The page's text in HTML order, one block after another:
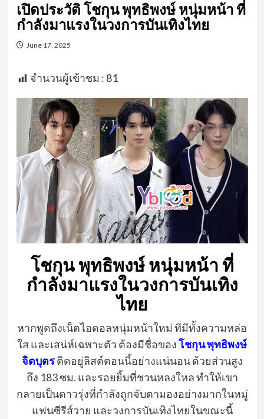
เปิดประวัติ โชกุน พุทธิพงษ์ หนุ่มหน้า ที่
กำลังมาแรงในวงการบันเทิงไทย
June 17, 2025
จำนวนผู้เข้าชม : 81
โชกุนพุทธิพงษ์ หนุ่มหน้า ที่
กำลังมาแรงในวงการบันเทิง
ไทย
หากพูดถึงเน็ตไอดอลหนุ่มหน้าใหม่ที่มีทั้งความหล่อ
ใส และเสน่ห์เฉพาะตัว ต้องมีชื่อของโชกุนพุทธิพงษ์
จิตบุตร ติดอยู่ลิสต์ตอนนี้อย่างแน่นอน ด้วยส่วนสูง
ถึง 183ซม. และรอยยิ้มที่ชวนหลงใหลทำให้เขา
กลายเป็นดาวรุ่งที่กำลังถูกจับตามองอย่างมากในหมู่
แฟนซีรีส์วาย และวงการบันเทิงไทยในขณะนี้